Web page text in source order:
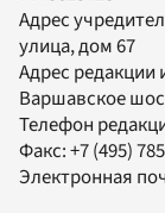
Адрес
улица, дом 67
Адрес редакции
Варшавское
Телефон
Факс:+7 (495)
Электронная